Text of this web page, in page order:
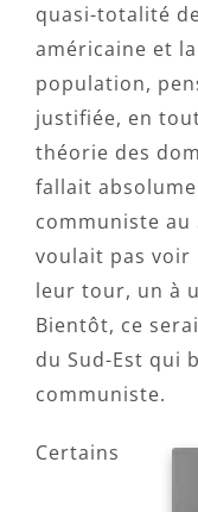
quasi-totalité
américaine et
population,
justifiée, en
théorie des
fallait
communiste au
voulait pas voir
leur tour, un à
Bientôt, ce
du Sud-Est qui
communiste.
Certains